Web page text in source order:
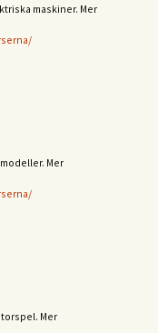
maskiner. Mer
Mer
Mer